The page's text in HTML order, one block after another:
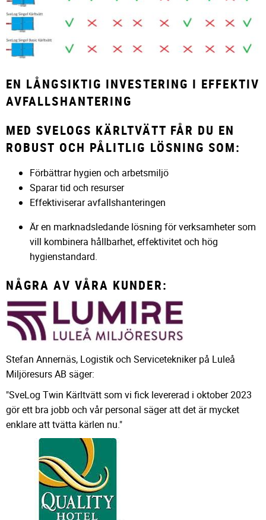
EN LÅNGSIKTIG INVESTERING I EFFEKTIV
AVFALLSHANTERING
MED SVELOGS KÄRLTVÄTT FÅR DU EN
ROBUST OCH PÅLITLIG LÖSNING SOM:
Förbättrar hygien och arbetsmiljö
Sparar tid och resurser
Effektiviserar avfallshanteringen
Är en marknadsledande lösning för verksamheter som
vill kombinera hållbarhet, effektivitet och hög
hygienstandard.
NÅGRA AV VÅRA KUNDER:
Stefan Annernäs, Logistik och Servicetekniker på Luleå
Miljöresurs AB säger:
"SveLog Twin Kärltvätt som vi fick levererad i oktober 2023
gör ett bra jobb och vår personal säger att det är mycket
enklare att tvätta kärlen nu."